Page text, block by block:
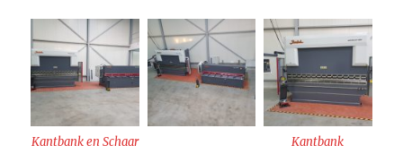
Kantbank en Schaar Kantbank